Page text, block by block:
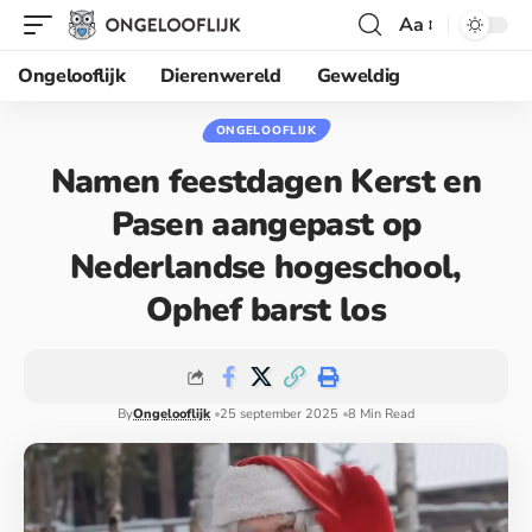
Aa
Ongelooflijk
Dierenwereld Geweldig
ONGELOOFLIJK
Namen feestdagen Kerst en
Pasen aangepast op
Nederlandse hogeschool,
Ophef barst los
ByOngelooflijk 25 september 2025 8 Min Read